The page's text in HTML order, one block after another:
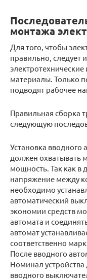
монтажа
Для того, чтобы
правильно, следует
материалы. Только
подводят рабочее
Правильная сборка
следующую
Установка вводного
должен охватывать
мощность. Так как в
напряжение между
необходимо
автоматический
экономии средств
автомата и
автомат
соответственно
После вводного
Номинал
вводного